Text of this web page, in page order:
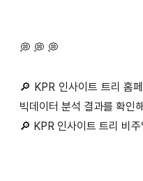
💭 💭 💭
🔎 KPR 인사이트 트리 홈
빅데이터 분석 결과를 확인
🔎 KPR 인사이트 트리 비